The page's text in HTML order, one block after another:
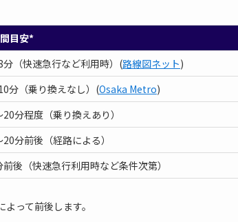
目安*
分（快速急行など利用時）(路線図ネット)
分（乗り換えなし）(Osaka Metro)
分程度（乗り換えあり）
分前後（経路による）
後（快速急行利用時など条件次第）
って前後します。